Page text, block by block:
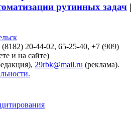
рутинных задач |
20-44-02, 65-25-40, +7 (909)
и на сайте)
29rbk@mail.ru (реклама).